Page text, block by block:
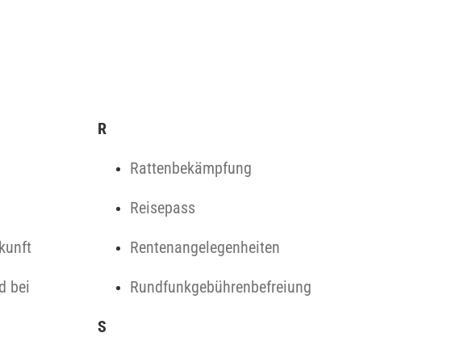
bei
R
Rattenbekämpfung
Reisepass
Rentenangelegenheiten
Rundfunkgebührenbefreiung
S